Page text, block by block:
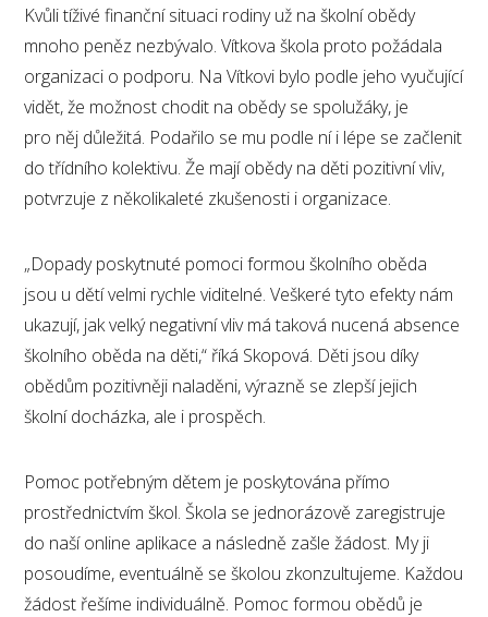
Kvůli tíživé finanční situaci rodiny už na školní obědy
mnoho peněz nezbývalo. Vítkova škola proto požádala
organizaci o podporu. Na Vítkovi bylo podle jeho vyučující
vidět, že možnost chodit na obědy se spolužáky, je
pro něj důležitá. Podařilo se mu podle ní i lépe se začlenit
do třídního kolektivu. Že mají obědy na děti pozitivní vliv,
potvrzuje z několikaleté zkušenosti i organizace.
„Dopady poskytnuté pomoci formou školního oběda
jsou u dětí velmi rychle viditelné. Veškeré tyto efekty nám
ukazují, jak velký negativní vliv má taková nucená absence
školního oběda na děti,“ říká Skopová. Děti jsou díky
obědům pozitivněji naladěni, výrazně se zlepší jejich
školní docházka, ale i prospěch.
Pomoc potřebným dětem je poskytována přímo
prostřednictvím škol. Škola se jednorázově zaregistruje
do naší online aplikace a následně zašle žádost. My ji
posoudíme, eventuálně se školou zkonzultujeme. Každou
žádost řešíme individuálně. Pomoc formou obědů je